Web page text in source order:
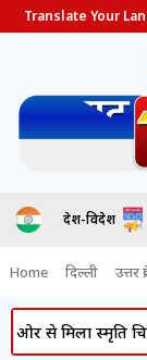
Translate Your
देश-विदेश
Home दिल्ली उत्तर
स्मृति चिह्न